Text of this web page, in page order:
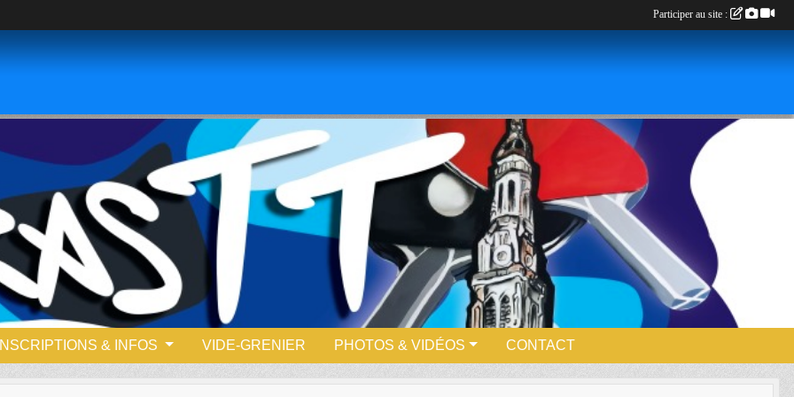
INSCRIPTIONS & INFOS VIDE-GRENIER PHOTOS & VIDÉOS CONTACT
Participer au site :